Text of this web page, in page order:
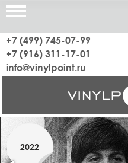
+7 (499) 745-07-99
+7 (916) 311-17-01
info@vinylpoint.ru
МАРТ
2019
2022